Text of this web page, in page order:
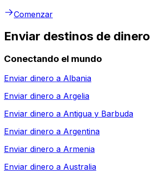
Comenzar
Enviar destinos de dinero
Conectando el mundo
Enviar dinero a Albania
Enviar dinero a Argelia
Enviar dinero a Antigua y Barbuda
Enviar dinero a Argentina
Enviar dinero a Armenia
Enviar dinero a Australia